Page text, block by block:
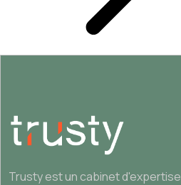
Trusty est un cabinet d'expertise